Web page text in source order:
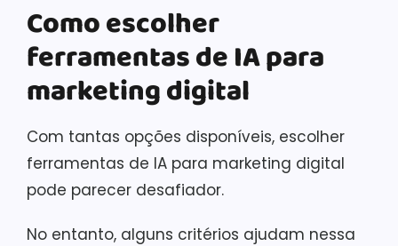
Como escolher
ferramentas de IA para
marketing digital
Com tantas opções disponíveis, escolher
ferramentas de IA para marketing digital
pode parecer desafiador.
No entanto, alguns critérios ajudam nessa